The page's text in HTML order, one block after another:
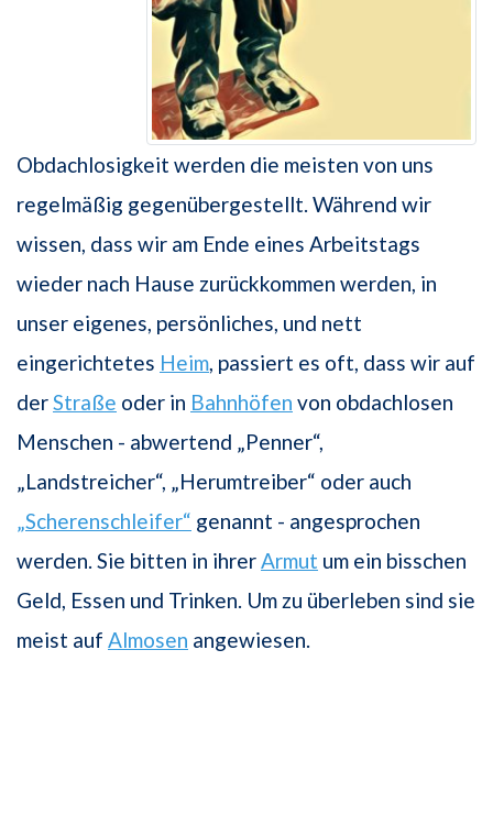
Obdachlosigkeit werden die meisten von uns
regelmäßig gegenübergestellt. Während wir
wissen, dass wir am Ende eines Arbeitstags
wieder nach Hause zurückkommen werden, in
unser eigenes, persönliches, und nett
eingerichtetes Heim, passiert es oft, dass wir auf
derStraße oder in Bahnhöfen von obdachlosen
Menschen - abwertend „Penner“,
„Landstreicher“, „Herumtreiber“ oder auch
„Scherenschleifer“ genannt - angesprochen
werden. Sie bitten in ihrerArmut um ein bisschen
Geld, Essen und Trinken. Um zu überleben sind sie
meist auf Almosen angewiesen.